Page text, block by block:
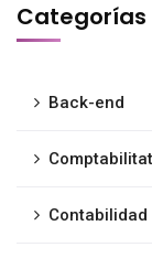
Categorías
Back-end
Comptabilitat
Contabilidad